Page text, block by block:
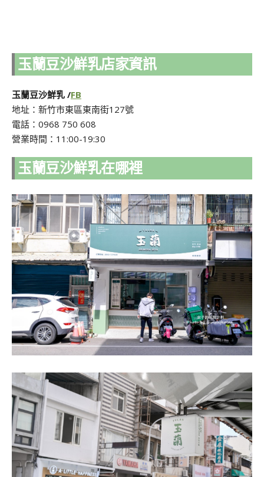
玉蘭豆沙鮮乳店家資訊
玉蘭豆沙鮮乳 /FB
地址：新竹市東區東南街127號
電話：0968 750 608
營業時間：11:00-19:30
玉蘭豆沙鮮乳在哪裡